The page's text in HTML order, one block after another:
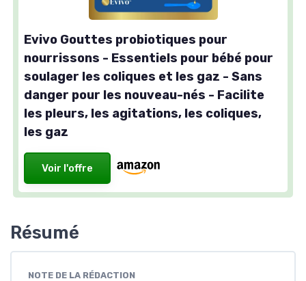
Evivo Gouttes probiotiques pour
nourrissons - Essentiels pour bébé pour
soulager les coliques et les gaz - Sans
danger pour les nouveau-nés - Facilite
les pleurs, les agitations, les coliques,
les gaz
Voir l'offre
Résumé
NOTE DE LA RÉDACTION